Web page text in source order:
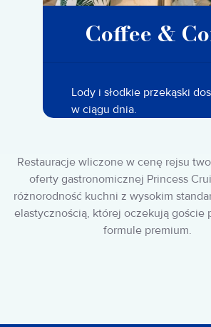
Coffee &
Lody i słodkie przekąski
w ciągu dnia.
Restauracje wliczone w cenę rejsu
oferty gastronomicznej Princess
różnorodność kuchni z wysokim
elastycznością, której oczekują goście
formule premium.